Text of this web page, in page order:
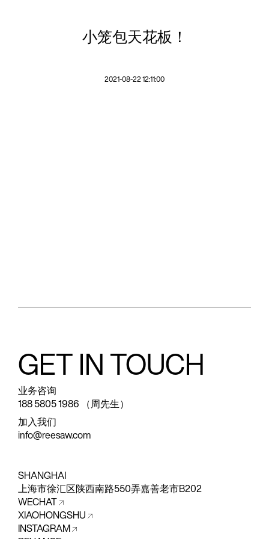
小笼包天花板！
2021-08-22 12:11:00
GET IN TOUCH
业务咨询
188 5805 1986 （周先生）
加入我们
info@reesaw.com
SHANGHAI
上海市徐汇区陕西南路550弄嘉善老市B202
WECHAT
XIAOHONGSHU
INSTAGRAM